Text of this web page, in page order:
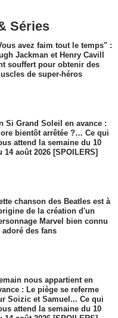
Séries
avez faim tout le temps" :
Jackman et Henry Cavill
souffert pour obtenir des
de super-héros
Si Grand Soleil en avance :
bientôt arrêtée ?… Ce qui
attend la semaine du 10
14 août 2026 [SPOILERS]
chanson des Beatles est à
de la création d'un
Marvel bien connu
adoré des fans
nous appartient en
: Le piège se referme
Soizic et Samuel... Ce qui
attend la semaine du 10